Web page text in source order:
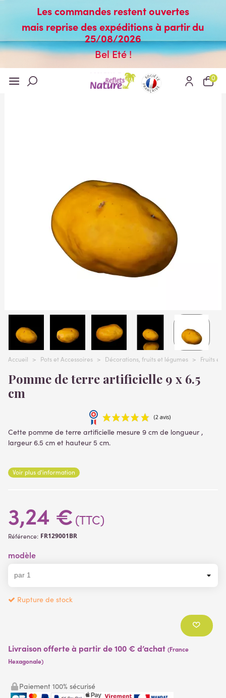
Les commandes restent ouvertes
mais reprise des expéditions à partir du
25/08/2026
Bel Eté !
0
Accueil > Pots et Accessoires > Décorations, fruits et légumes > Fruits et
Pomme de terre artificielle 9 x 6.5
cm
Cette pomme de terre artificielle mesure 9 cm de longueur ,
largeur 6.5 cm et hauteur 5 cm.
Voir plus d'information
3,24 € (TTC)
Référence: FR129001BR
modèle
Rupture de stock
Livraison offerte à partir de 100 € d’achat (France
Hexagonale)
Paiement 100% sécurisé